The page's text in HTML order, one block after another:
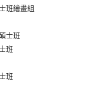
班繪畫組
士班
班
班